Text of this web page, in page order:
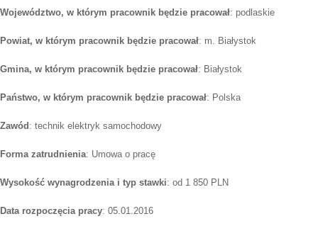
Województwo, w którym pracownik będzie pracował: podlaskie
Powiat, w którym pracownik będzie pracował: m. Białystok
Gmina, w którym pracownik będzie pracował: Białystok
Państwo, w którym pracownik będzie pracował: Polska
Zawód : technik elektryk samochodowy
Forma zatrudnienia: Umowa o pracę
Wysokość wynagrodzenia i typ stawki: od 1 850 PLN
Data rozpoczęcia pracy: 05.01.2016